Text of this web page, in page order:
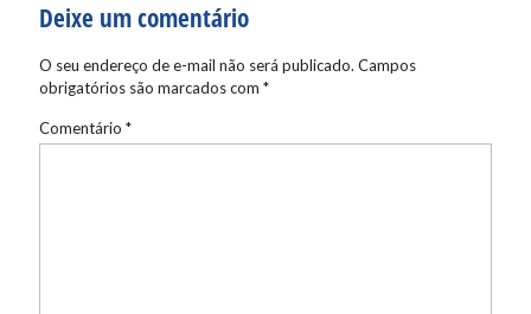
Deixe um comentário
O seu endereço de e-mail não será publicado. Campos
obrigatórios são marcados com *
Comentário *